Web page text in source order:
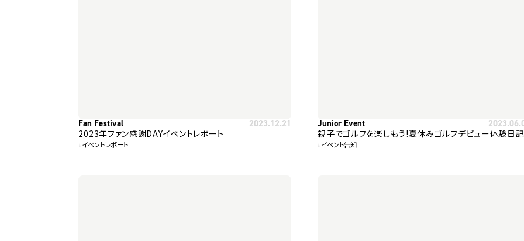
Fan Festival 2023.12.21
2023年ファン感謝DAYイベントレポート
#イベントレポート
Junior Event
親子でゴルフを楽しもう!夏休みゴルフデビュー体験日記
#イベント告知